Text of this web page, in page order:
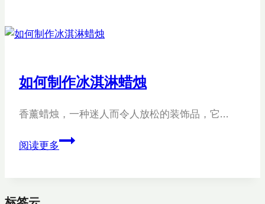
泡
烛
如何制作冰淇淋蜡烛
香薰蜡烛，一种迷人而令人放松的装饰品，它…
阅读更多如